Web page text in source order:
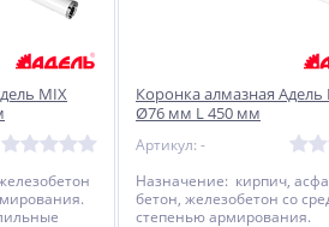
MIX
Коронка алмазная Адель
Ø76 мм L 450 мм
Артикул: -
Назначение: кирпич,
бетон, железобетон со
степенью армирования.